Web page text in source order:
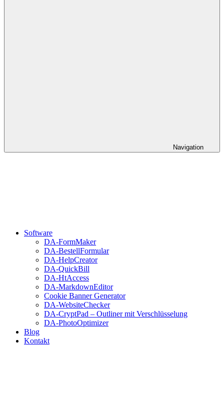
Navigation
Software
DA-FormMaker
DA-BestellFormular
DA-HelpCreator
DA-QuickBill
DA-HtAccess
DA-MarkdownEditor
Cookie Banner Generator
DA-WebsiteChecker
DA-CryptPad – Outliner mit Verschlüsselung
DA-PhotoOptimizer
Blog
Kontakt